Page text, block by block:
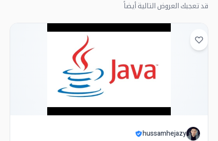
قد تعجبك العروض التالية أيضاً
hussamhejazy